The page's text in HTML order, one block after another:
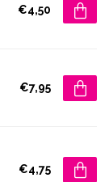
€4,50
€7,95
€4,75